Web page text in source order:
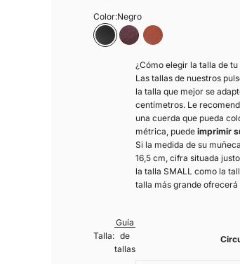
Color:Negro
Negro ChocolateMarrón tostado
Talla:
Guía
de
tallas
¿Cómo elegir la talla de
Las tallas de nuestros
la talla que mejor se
centímetros. Le
una cuerda que pueda
métrica, puede imprimir
Si la medida de su
16,5 cm, cifra situada
la talla SMALL como la
talla más grande ofrecerá